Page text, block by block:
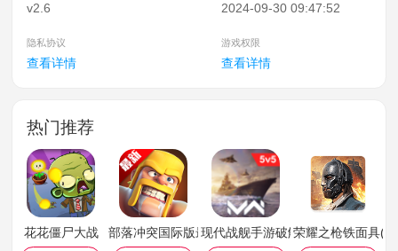
v2.6 2024-09-30 09:47:52
隐私协议 游戏权限
查看详情 查看详情
热门推荐
花花僵尸大战 部落冲突国际版最新版本现代战舰手游破解版内置修改器
荣耀之枪铁面具